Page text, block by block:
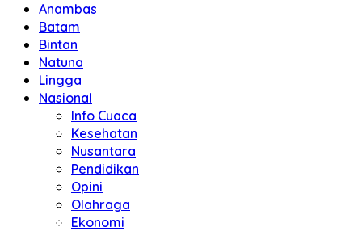
Anambas
Batam
Bintan
Natuna
Lingga
Nasional
Info Cuaca
Kesehatan
Nusantara
Pendidikan
Opini
Olahraga
Ekonomi